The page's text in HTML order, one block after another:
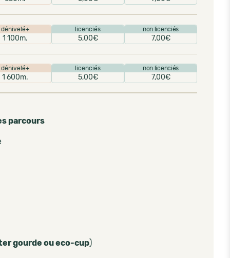
dénivelé+
1 100m.
licenciés
5,00€
non licenciés
7,00€
dénivelé+
1 600m.
licenciés
5,00€
non licenciés
7,00€
parcours
gourde ou eco-cup)